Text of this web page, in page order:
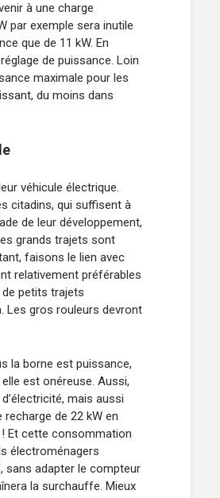
à une charge
par exemple sera inutile
que de 11 kW. En
de puissance. Loin
maximale pour les
du moins dans
véhicule électrique.
citadins, qui suffisent à
de leur développement,
grands trajets sont
faisons le lien avec
relativement préférables
de petits trajets
Les gros rouleurs devront
la borne est puissance,
est onéreuse. Aussi,
mais aussi
de 22 kW en
Et cette consommation
électroménagers
sans adapter le compteur
la surchauffe. Mieux